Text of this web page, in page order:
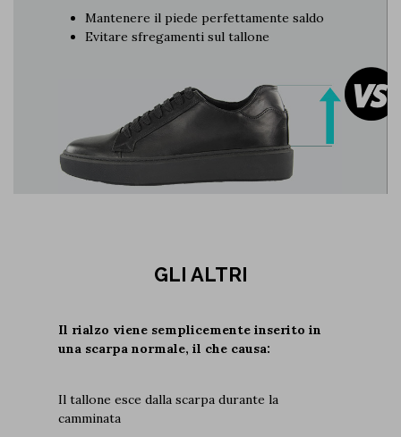
Mantenere il piede perfettamente saldo
Evitare sfregamenti sul tallone
GLI ALTRI
Il rialzo viene semplicemente inserito in
una scarpa normale, il che causa:
Il tallone esce dalla scarpa durante la
camminata